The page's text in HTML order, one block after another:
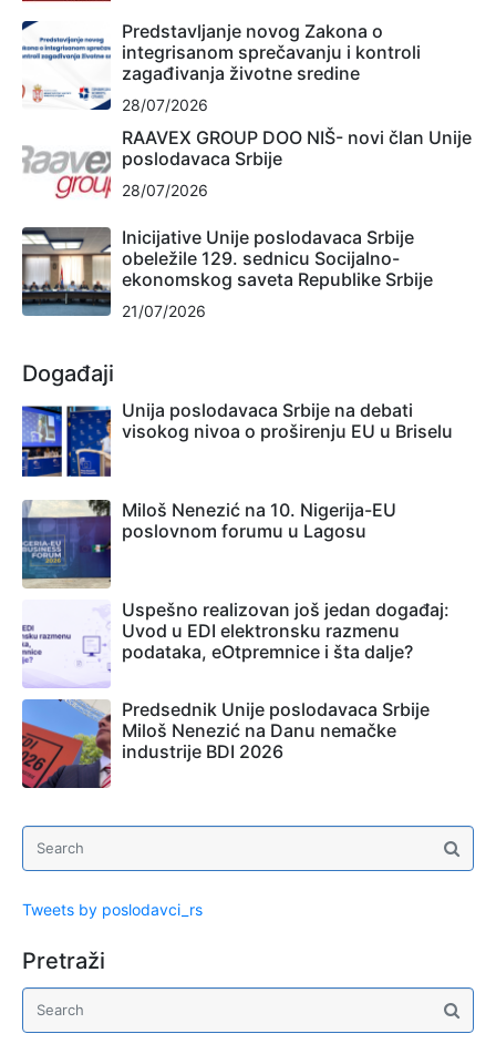
Predstavljanje novog Zakona o
integrisanom sprečavanju i kontroli
zagađivanja životne sredine
28/07/2026
RAAVEX GROUP DOO NIŠ- novi član Unije
poslodavaca Srbije
28/07/2026
Inicijative Unije poslodavaca Srbije
obeležile 129. sednicu Socijalno-
ekonomskog saveta Republike Srbije
21/07/2026
Događaji
Unija poslodavaca Srbije na debati
visokog nivoa o proširenju EU u Briselu
Miloš Nenezić na 10. Nigerija-EU
poslovnom forumu u Lagosu
Uspešno realizovan još jedan događaj:
Uvod u EDI elektronsku razmenu
podataka, eOtpremnice i šta dalje?
Predsednik Unije poslodavaca Srbije
Miloš Nenezić na Danu nemačke
industrije BDI 2026
Tweets by poslodavci_rs
Pretraži